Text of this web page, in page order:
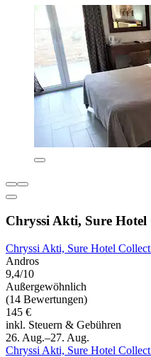
Chryssi Akti, Sure Hotel
Chryssi Akti, Sure Hotel
Andros
9,4/10
Außergewöhnlich
(14 Bewertungen)
145 €
inkl. Steuern & Gebühren
26. Aug.–27. Aug.
Chryssi Akti, Sure Hotel